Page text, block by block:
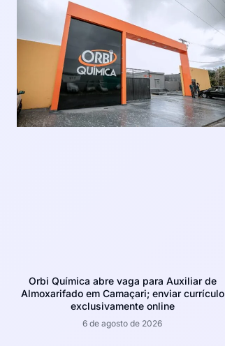
Orbi Química abre vaga para Auxiliar de
Almoxarifado em Camaçari; enviar currículo
exclusivamente online
6 de agosto de 2026